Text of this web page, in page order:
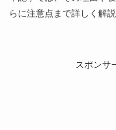
らに注意点まで詳しく解説
スポンサ